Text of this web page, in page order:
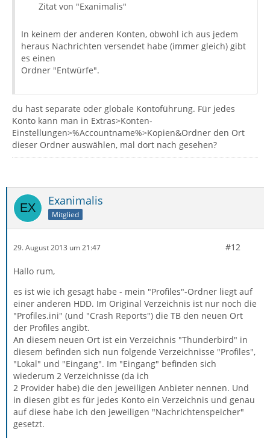
Zitat von "Exanimalis"
In keinem der anderen Konten, obwohl ich aus jedem
heraus Nachrichten versendet habe (immer gleich) gibt
es einen
Ordner "Entwürfe".
du hast separate oder globale Kontoführung. Für jedes
Konto kann man in Extras>Konten-
Einstellungen>%Accountname%>Kopien&Ordner den Ort
dieser Ordner auswählen, mal dort nach gesehen?
Exanimalis
Mitglied
29. August 2013 um 21:47 #12
Hallo rum,
es ist wie ich gesagt habe - mein "Profiles"-Ordner liegt auf
einer anderen HDD. Im Original Verzeichnis ist nur noch die
"Profiles.ini" (und "Crash Reports") die TB den neuen Ort
der Profiles angibt.
An diesem neuen Ort ist ein Verzeichnis "Thunderbird" in
diesem befinden sich nun folgende Verzeichnisse "Profiles",
"Lokal" und "Eingang". Im "Eingang" befinden sich
wiederum 2 Verzeichnisse (da ich
2 Provider habe) die den jeweiligen Anbieter nennen. Und
in diesen gibt es für jedes Konto ein Verzeichnis und genau
auf diese habe ich den jeweiligen "Nachrichtenspeicher"
gesetzt.